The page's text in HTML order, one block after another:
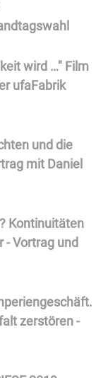
wird …" Film
ufaFabrik
und die
mit Daniel
Kontinuitäten
- Vortrag und
zerstören -